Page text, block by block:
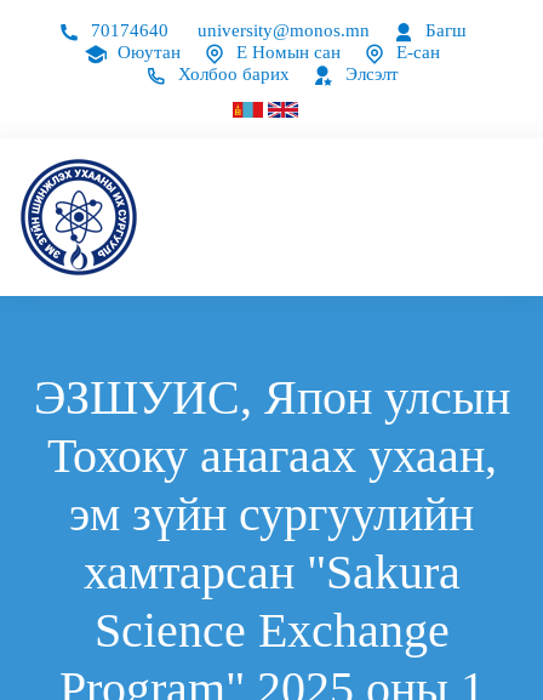
70174640 university@monos.mn
Багш
Оюутан
Е Номын сан
Е-сан
Холбоо барих
Элсэлт
ЭЗШУИС, Япон улсын
Тохоку анагаах ухаан,
эм зүйн сургуулийн
хамтарсан "Sakura
Science Exchange
Program" 2025 оны 1